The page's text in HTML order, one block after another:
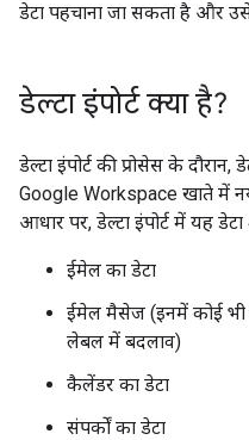
डेटा पहचाना जा सकता है और उसे
डेल्टा इंपोर्ट क्या है?
डेल्टा इंपोर्ट की प्रोसेस के
Google Workspace खाते में
आधार पर, डेल्टा इंपोर्ट में यह
ईमेल का डेटा
ईमेल मैसेज (इनमें कोई भी
लेबल में बदलाव)
कैलेंडर का डेटा
संपर्कों का डेटा